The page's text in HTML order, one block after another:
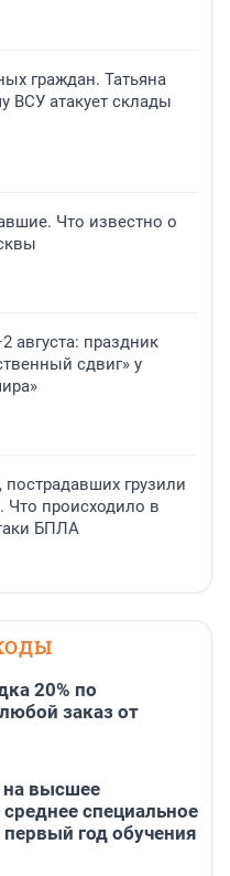
граждан. Татьяна
ВСУ атакует склады
Что известно о
августа: праздник
сдвиг» у
грузили
Что происходило в
БПЛА
20% по
заказ от
на высшее
специальное
год обучения